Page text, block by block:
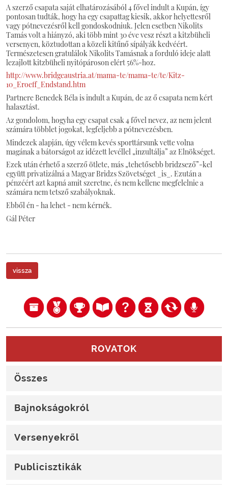
A szerző csapata saját elhatározásából 4 fővel indult a Kupán, így
pontosan tudták, hogy ha egy csapattag kiesik, akkor helyettesről
vagy pótnevezésről kell gondoskodniuk. Jelen esetben Nikolits
Tamás volt a hiányzó, aki több mint 30 éve vesz részt a kitzbüheli
versenyen, köztudottan a közeli kitűnő sípályák kedvéért.
Természetesen gratulálok Nikolits Tamásnak a forduló ideje alatt
lezajlott kitzbüheli nyitópároson elért 56%-hoz.
http://www.bridgeaustria.at/mama-te/mama-te/te/Kitz-
10_Eroeff_Endstand.htm
Partnere Benedek Béla is indult a Kupán, de az ő csapata nem kért
halasztást.
Az gondolom, hogyha egy csapat csak 4 fővel nevez, az nem jelent
számára többlet jogokat, legfeljebb a pótnevezésben.
Mindezek alapján, úgy vélem kevés sporttársunk vette volna
magának a bátorságot az idézett levéllel „inzultálja” az Elnökséget.
Ezek után érhető a szerző ötlete, más „tehetősebb bridzsező”-kel
együtt privatizálná a Magyar Bridzs Szövetséget _is_. Ezután a
pénzéért azt kapná amit szeretne, és nem kellene megfelelnie a
számára nem tetsző szabályoknak.
Ebből én - ha lehet - nem kérnék.
Gál Péter
vissza
ROVATOK
Összes
Bajnokságokról
Versenyekről
Publicisztikák